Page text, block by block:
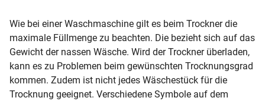
Wie bei einer Waschmaschine gilt es beim Trockner die
maximale Füllmenge zu beachten. Die bezieht sich auf das
Gewicht der nassen Wäsche. Wird der Trockner überladen,
kann es zu Problemen beim gewünschten Trocknungsgrad
kommen. Zudem ist nicht jedes Wäschestück für die
Trocknung geeignet. Verschiedene Symbole auf dem